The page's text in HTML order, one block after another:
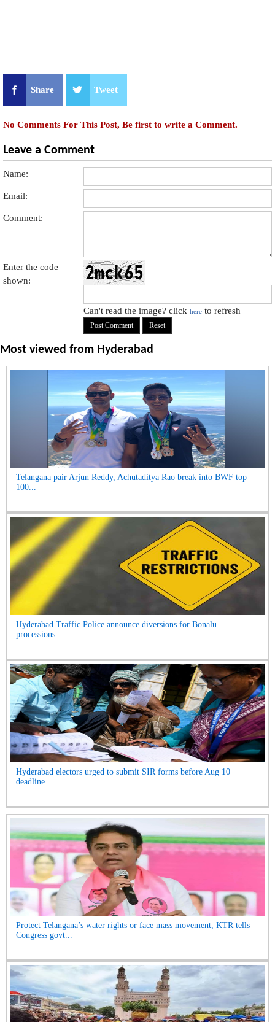
Share Tweet
No Comments For This Post, Be first to write a Comment.
Leave a Comment
Name:
Email:
Comment:
Enter the code
shown:
Can't read the image? clickhere to refresh
Most viewed from Hyderabad
Telangana pair Arjun Reddy, Achutaditya Rao break into BWF top
100...
Hyderabad Traffic Police announce diversions for Bonalu
processions...
Hyderabad electors urged to submit SIR forms before Aug 10
deadline...
Protect Telangana’s water rights or face mass movement, KTR tells
Congress govt...